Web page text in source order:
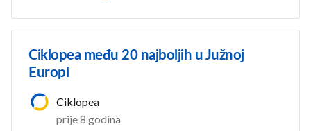
Ciklopea među 20 najboljih u Južnoj
Europi
Ciklopea
prije 8 godina